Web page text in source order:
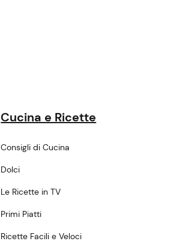
Cucina e Ricette
Consigli di Cucina
Dolci
Le Ricette in TV
Primi Piatti
Ricette Facili e Veloci